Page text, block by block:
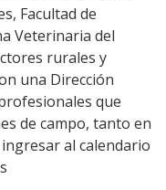
Facultad de
Veterinaria del
rurales y
una Dirección
que
de campo, tanto en
al calendario